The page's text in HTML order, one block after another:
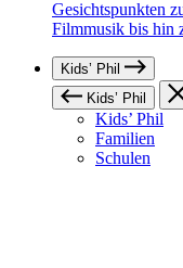
Gesichtspunkten
Filmmusik bis hin
Kids’ Phil
Kids’ Phil
Kids’ Phil
Familien
Schulen